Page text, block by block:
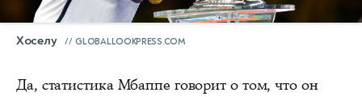
Хоселу GLOBALLOOKPRESS.COM
Да, статистика Мбаппе говорит о том, что он